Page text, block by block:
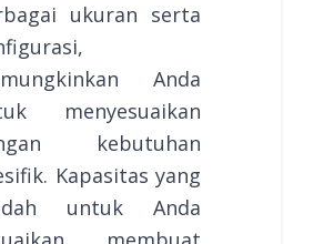
ukuran serta
Anda
menyesuaikan
kebutuhan
Kapasitas yang
untuk Anda